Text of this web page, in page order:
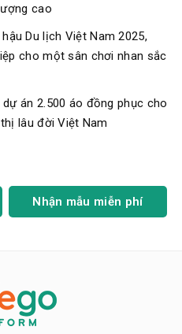
cao
Du lịch Việt Nam 2025,
cho một sân chơi nhan sắc
án 2.500 áo đồng phục cho
lâu đời Việt Nam
Nhận mẫu miễn phí